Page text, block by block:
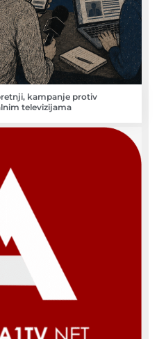
kampanje protiv
televizijama